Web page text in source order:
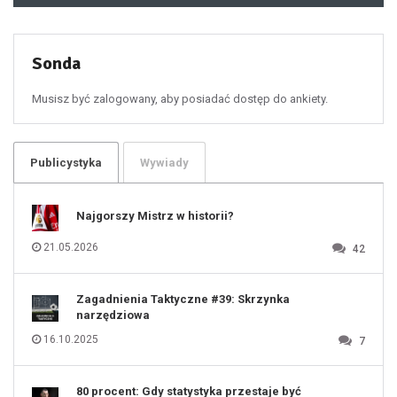
Sonda
Musisz być zalogowany, aby posiadać dostęp do ankiety.
Publicystyka Wywiady
Najgorszy Mistrz w historii?
21.05.2026 42
Zagadnienia Taktyczne #39: Skrzynka
narzędziowa
16.10.2025 7
80 procent: Gdy statystyka przestaje być